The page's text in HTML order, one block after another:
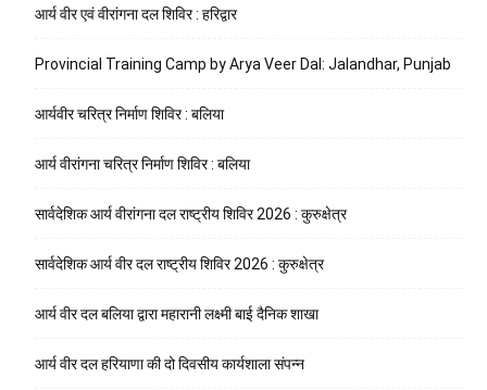
आर्य वीर एवं वीरांगना दल शिविर : हरिद्वार
Provincial Training Camp by Arya Veer Dal: Jalandhar, Punjab
आर्यवीर चरित्र निर्माण शिविर : बलिया
आर्य वीरांगना चरित्र निर्माण शिविर : बलिया
सार्वदेशिक आर्य वीरांगना दल राष्ट्रीय शिविर 2026 : कुरुक्षेत्र
सार्वदेशिक आर्य वीर दल राष्ट्रीय शिविर 2026 : कुरुक्षेत्र
आर्य वीर दल बलिया द्वारा महारानी लक्ष्मी बाई दैनिक शाखा
आर्य वीर दल हरियाणा की दो दिवसीय कार्यशाला संपन्न